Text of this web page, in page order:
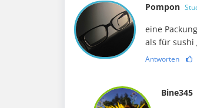
Pompon
eine
als für sushi
Antworten
Bine345